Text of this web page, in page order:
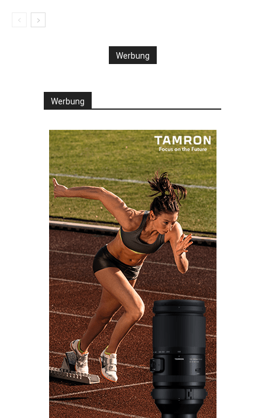
Werbung
Werbung